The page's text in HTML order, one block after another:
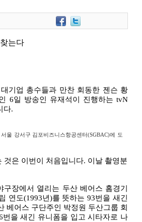
는다
기업 총수들과 만찬 회동한 젠슨 황
6일 방송인 유재석이 진행하는 tvN
다.
울 강서구 김포비즈니스항공센터(SGBAC)에 도
것은 이번이 처음입니다. 이날 촬영분
장에서 열리는 두산 베어스 홈경기
연도(1993년)를 뜻하는 93번을 새긴
베어스 구단주인 박정원 두산그룹 회
을 새긴 유니폼을 입고 시타자로 나